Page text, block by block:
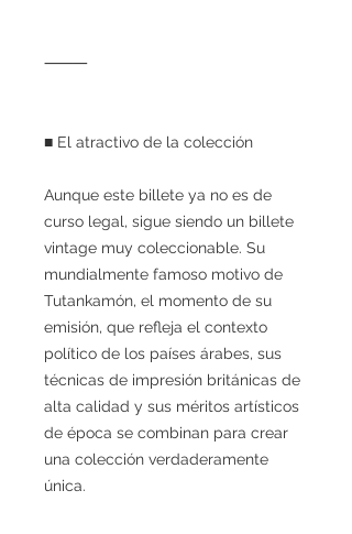
⸻
■ El atractivo de la colección
Aunque este billete ya no es de
curso legal, sigue siendo un billete
vintage muy coleccionable. Su
mundialmente famoso motivo de
Tutankamón, el momento de su
emisión, que refleja el contexto
político de los países árabes, sus
técnicas de impresión británicas de
alta calidad y sus méritos artísticos
de época se combinan para crear
una colección verdaderamente
única.